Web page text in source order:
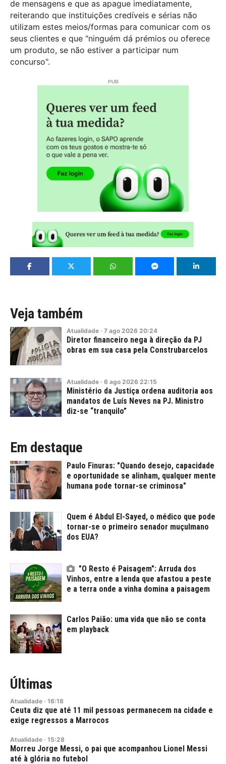
de mensagens e que as apague imediatamente,
reiterando que instituições credíveis e sérias não
utilizam estes meios/formas para comunicar com os
seus clientes e que "ninguém dá prémios ou oferece
um produto, se não estiver a participar num
concurso".
Veja também
Atualidade · 7 ago 2026 20:24
Diretor financeiro nega à direção da PJ
obras em sua casa pela Construbarcelos
Atualidade · 6 ago 2026 22:15
Ministério da Justiça ordena auditoria aos
mandatos de Luís Neves na PJ. Ministro
diz-se “tranquilo”
Em destaque
Paulo Finuras: "Quando desejo, capacidade
e oportunidade se alinham, qualquer mente
humana pode tornar-se criminosa"
Quem é Abdul El-Sayed, o médico que pode
tornar-se o primeiro senador muçulmano
dos EUA?
"O Resto é Paisagem": Arruda dos
Vinhos, entre a lenda que afastou a peste
e a terra onde a vinha domina a paisagem
Carlos Paião: uma vida que não se conta
em playback
Últimas
Atualidade · 16:18
Ceuta diz que até 11 mil pessoas permanecem na cidade e
exige regressos a Marrocos
Atualidade · 15:28
Morreu Jorge Messi, o pai que acompanhou Lionel Messi
até à glória no futebol